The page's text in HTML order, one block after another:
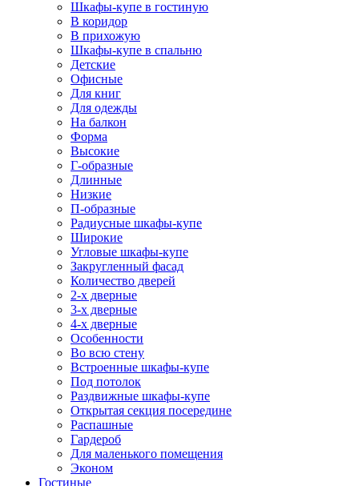
Шкафы-купе в гостиную
В коридор
В прихожую
Шкафы-купе в спальню
Детские
Офисные
Для книг
Для одежды
На балкон
Форма
Высокие
Г-образные
Длинные
Низкие
П-образные
Радиусные шкафы-купе
Широкие
Угловые шкафы-купе
Закругленный фасад
Количество дверей
2-х дверные
3-х дверные
4-х дверные
Особенности
Во всю стену
Встроенные шкафы-купе
Под потолок
Раздвижные шкафы-купе
Открытая секция посередине
Распашные
Гардероб
Для маленького помещения
Эконом
Гостиные